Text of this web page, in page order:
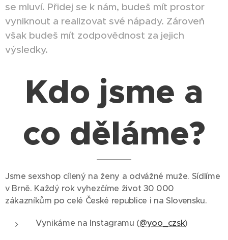
se mluví. Přidej se k nám, budeš mít prostor
vyniknout a realizovat své nápady. Zároveň
však budeš mít zodpovědnost za jejich
výsledky.
Kdo jsme a
co děláme?
Jsme sexshop cílený na ženy a odvážné muže. Sídlíme
v Brně. Každý rok vyhezčíme život 30 000
zákazníkům po celé České republice i na Slovensku.
Vynikáme na Instagramu (@yoo_czsk)